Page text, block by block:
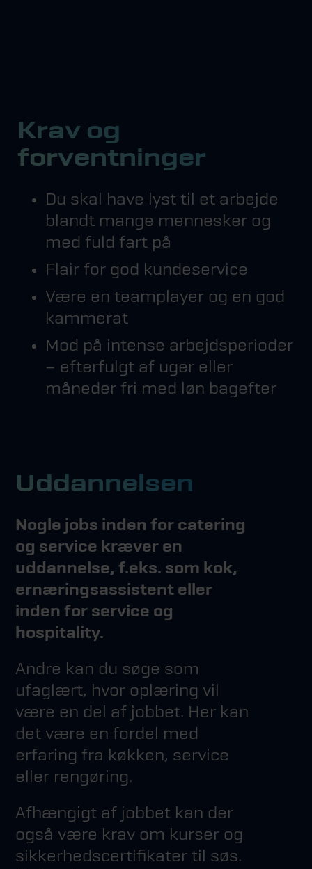
Krav og
forventninger
Du skal have lyst til et arbejde
blandt mange mennesker og
med fuld fart på
Flair for god kundeservice
Være en teamplayer og en god
kammerat
Mod på intense arbejdsperioder
– efterfulgt af uger eller
måneder fri med løn bagefter
Uddannelsen
Nogle jobs inden for catering
og service kræver en
uddannelse, f.eks. som kok,
ernæringsassistent eller
inden for service og
hospitality.
Andre kan du søge som
ufaglært, hvor oplæring vil
være en del af jobbet. Her kan
det være en fordel med
erfaring fra køkken, service
eller rengøring.
Afhængigt af jobbet kan der
også være krav om kurser og
sikkerhedscertifikater til søs.